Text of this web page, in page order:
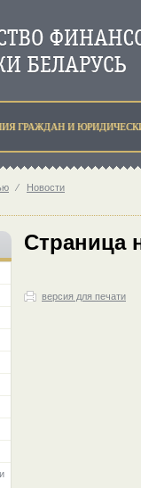
ГРАЖДАН И
⁄ Новости
Страница
версия для печати